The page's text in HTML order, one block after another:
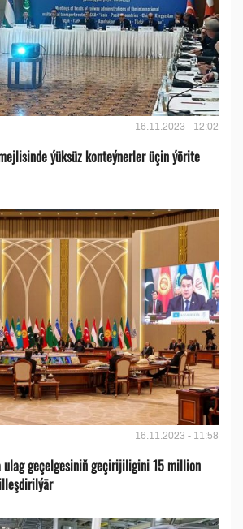
16.11.2023 - 12:02
ýüksüz konteýnerler üçin ýörite
16.11.2023 - 11:58
ulag geçelgesiniň geçirijiligini 15 million